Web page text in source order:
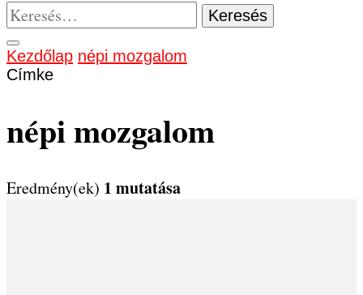
Keresés:
Kezdőlap népi mozgalom
Címke
népi mozgalom
Eredmény(ek) 1 mutatása